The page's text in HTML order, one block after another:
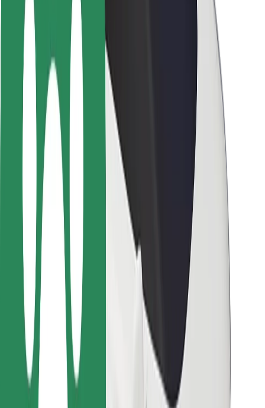
Seguridad para usuarios
Seguridad para conductores
Seguridad para patinetes
Safety Lab
Ciudades
Dónde estamos
Soluciones para las ciudades
Aeropuertos
Estaciones de carga de Bolt
Soporte
Para usuarios
Para conductores
Para repartidores
Bolt Food
Para propietarios de flota
Para restaurantes
Bolt para empresas
Proveedores